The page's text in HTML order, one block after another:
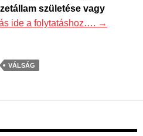
születése vagy
ide a folytatáshoz…. →
VÁLSÁG